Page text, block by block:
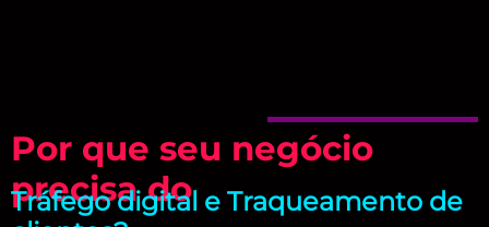
Por que seu negócio
precisa do
Tráfego digital e Traqueamento de